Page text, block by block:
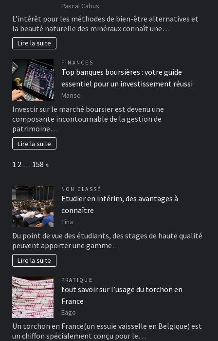
Pascal Cabus
L’intérêt pour les méthodes de bien-être alternatives et
la beauté naturelle des minéraux connaît une…
Lire la suite
FINANCES
Top banques boursières : votre guide
essentiel pour un investissement réussi
Marise
Investir sur le marché boursier est devenu une
composante incontournable de la gestion de
patrimoine…
Lire la suite
Page:
1 2 … 158 Next
»
NON CLASSÉ
Etudier en intérim, des avantages à
connaître
Tina
Du point de vue des étudiants, des stages de haute qualité
peuvent apporter une gamme…
Lire la suite
PRATIQUE
tout savoir sur l’usage du torchon en
France
Eago
Un torchon en France(un essuie vaisselle en Belgique) est
un chiffon spécialement conçu pour le…